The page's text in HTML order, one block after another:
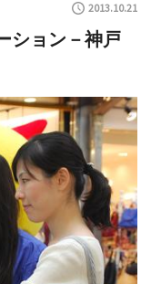
2013.10.21
ション－神戸